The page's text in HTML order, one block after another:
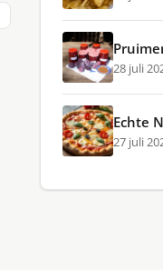
28 juli
Echte
27 juli